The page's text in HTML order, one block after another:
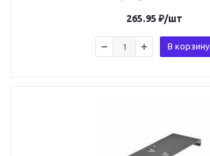
265.95 ₽/шт
В корзину